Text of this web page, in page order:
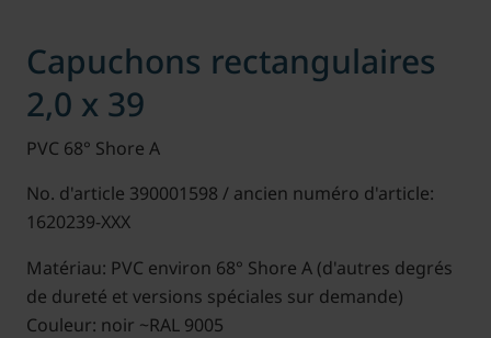
Capuchons rectangulaires
2,0 x 39
PVC 68° Shore A
No. d'article 390001598 / ancien numéro d'article:
1620239-XXX
Matériau: PVC environ 68° Shore A (d'autres degrés
de dureté et versions spéciales sur demande)
Couleur: noir ~RAL 9005